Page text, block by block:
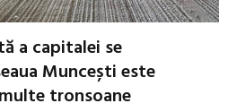
a capitalei se
Muncești este
tronsoane